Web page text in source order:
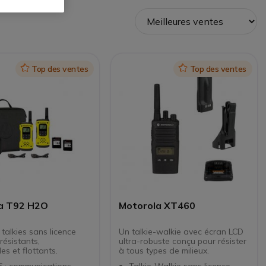
IconTop des ventes
T92 H2O
sans licence
et flottants.
IconTop des ventes
Motorola XT460
Un talkie-walkie avec écran LCD
ultra-robuste conçu pour résister
à tous types de milieux.